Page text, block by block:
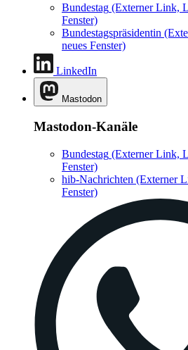
Bundestag (Externer Link,
Fenster)
Bundestagspräsidentin
neues Fenster)
LinkedIn
Mastodon
Mastodon-Kanäle
Bundestag (Externer Link,
Fenster)
hib-Nachrichten (Externer
Fenster)